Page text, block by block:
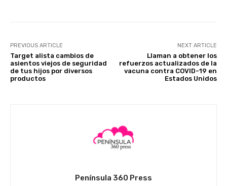
PREVIOUS ARTICLE
Target alista cambios de
asientos viejos de seguridad
de tus hijos por diversos
productos
NEXT ARTICLE
Llaman a obtener los
refuerzos actualizados de la
vacuna contra COVID-19 en
Estados Unidos
Península 360 Press